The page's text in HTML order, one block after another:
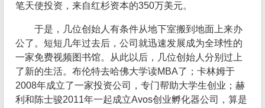
笔天使投资，来自红杉资本的350万美元。
于是，几位创始人有条件从地下室搬到地面上来办
公了。短短几年过去后，公司就迅速发展成为全球性的
一家免费视频图书馆。从此以后，几位创始人分别过上
了新的生活。布伦特去哈佛大学读MBA了；卡林姆于
2008年成立了一家投资公司，专门帮助大学生创业；赫
利和陈士骏2011年一起成立Avos创业孵化器公司，算是